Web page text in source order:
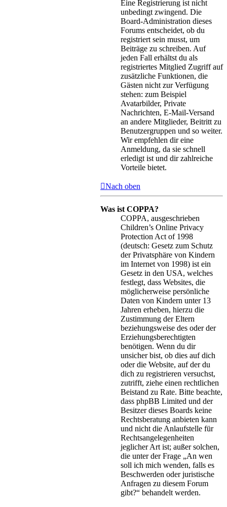
Eine Registrierung ist nicht
unbedingt zwingend. Die
Board-Administration dieses
Forums entscheidet, ob du
registriert sein musst, um
Beiträge zu schreiben. Auf
jeden Fall erhältst du als
registriertes Mitglied Zugriff auf
zusätzliche Funktionen, die
Gästen nicht zur Verfügung
stehen: zum Beispiel
Avatarbilder, Private
Nachrichten, E-Mail-Versand
an andere Mitglieder, Beitritt zu
Benutzergruppen und so weiter.
Wir empfehlen dir eine
Anmeldung, da sie schnell
erledigt ist und dir zahlreiche
Vorteile bietet.
Nach oben
Was ist COPPA?
COPPA, ausgeschrieben
Children’s Online Privacy
Protection Act of 1998
(deutsch: Gesetz zum Schutz
der Privatsphäre von Kindern
im Internet von 1998) ist ein
Gesetz in den USA, welches
festlegt, dass Websites, die
möglicherweise persönliche
Daten von Kindern unter 13
Jahren erheben, hierzu die
Zustimmung der Eltern
beziehungsweise des oder der
Erziehungsberechtigten
benötigen. Wenn du dir
unsicher bist, ob dies auf dich
oder die Website, auf der du
dich zu registrieren versuchst,
zutrifft, ziehe einen rechtlichen
Beistand zu Rate. Bitte beachte,
dass phpBB Limited und der
Besitzer dieses Boards keine
Rechtsberatung anbieten kann
und nicht die Anlaufstelle für
Rechtsangelegenheiten
jeglicher Art ist; außer solchen,
die unter der Frage „An wen
soll ich mich wenden, falls es
Beschwerden oder juristische
Anfragen zu diesem Forum
gibt?“ behandelt werden.